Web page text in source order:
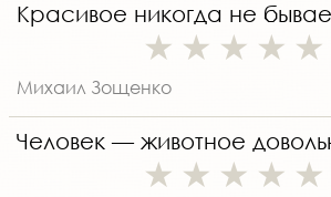
Красивое никогда не
Михаил Зощенко
Человек — животное